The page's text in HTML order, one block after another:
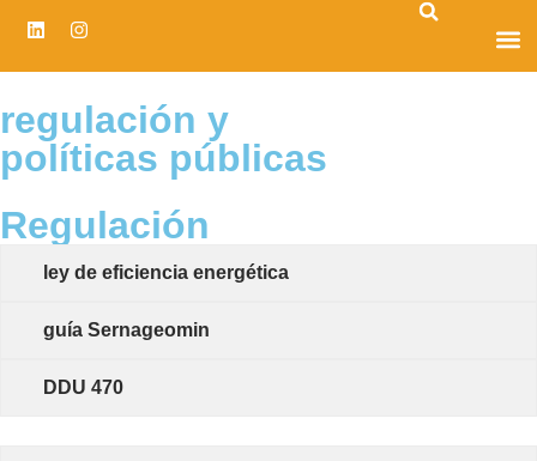
regulación y
políticas públicas
Regulación
ley de eficiencia energética
guía Sernageomin
DDU 470